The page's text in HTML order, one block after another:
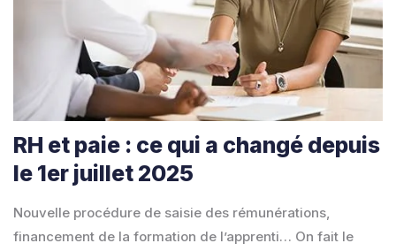
RH et paie : ce qui a changé depuis
le 1er juillet 2025
Nouvelle procédure de saisie des rémunérations,
financement de la formation de l’apprenti… On fait le